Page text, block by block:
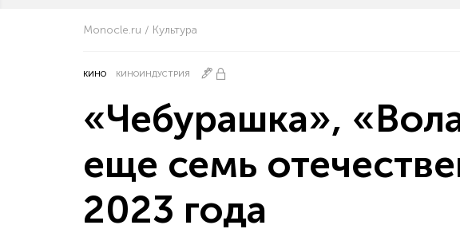
Monocle.ru Культура
КИНО КИНОИНДУСТРИЯ
«Чебурашка»,
еще семь
2023 года